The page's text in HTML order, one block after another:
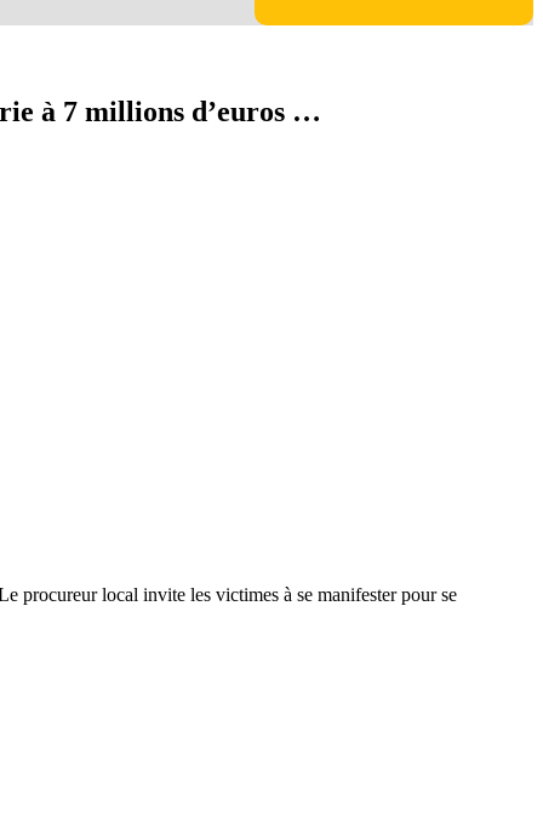
à 7 millions d’euros …
procureur local invite les victimes à se manifester pour se